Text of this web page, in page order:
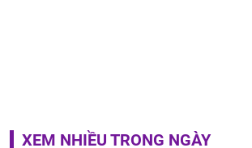
XEM NHIỀU TRONG NGÀY